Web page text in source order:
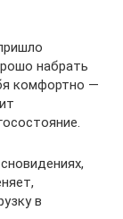
набрать
комфортно —
в